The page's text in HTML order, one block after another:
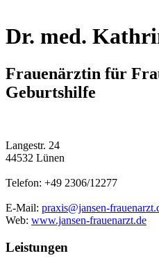
Dr. med.
Frauenärztin für
Geburtshilfe
Langestr. 24
44532 Lünen
Telefon: +49 2306/12277
E-Mail: praxis@jansen-
Web: www.jansen-frauenarzt.de
Leistungen